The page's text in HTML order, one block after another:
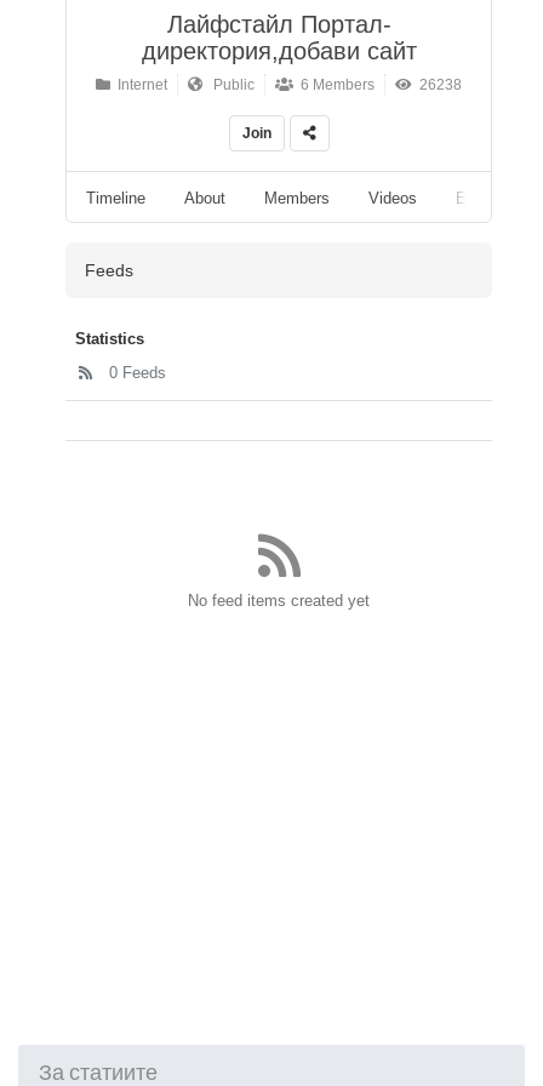
Лайфстайл Портал-
директория,добави сайт
Internet Public 6 Members 26238
Join
Timeline About Members Videos Events
Feeds
Statistics
0 Feeds
No feed items created yet
За статиите